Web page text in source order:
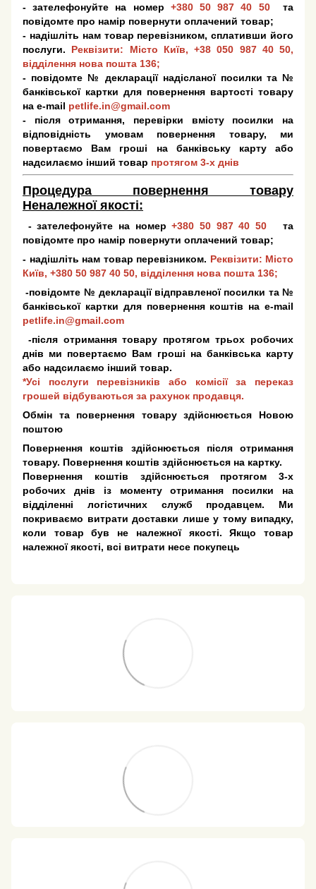
- зателефонуйте на номер +380 50 987 40 50
та
повідомте про намір повернути оплачений товар;
- надішліть нам товар перевізником, сплативши його
послуги. Реквізити: Місто Київ, +38 050 987 40 50,
відділення нова пошта 136;
- повідомте № декларації надісланої посилки та №
банківської картки для повернення вартості товару
на e-mail petlife.in@gmail.com
- після отримання, перевірки вмісту посилки на
відповідність умовам повернення товару, ми
повертаємо Вам гроші на банківську карту або
надсилаємо інший товар протягом 3-х днів
Процедура повернення товару
Неналежної якості:
- зателефонуйте на номер +380 50 987 40 50
та
повідомте про намір повернути оплачений товар;
- надішліть нам товар перевізником. Реквізити: Місто
Київ, +380 50 987 40 50, відділення нова пошта 136;
-повідомте № декларації відправленої посилки та №
банківської картки для повернення коштів на e-mail
petlife.in@gmail.com
-після отримання товару протягом трьох робочих
днів ми повертаємо Вам гроші на банківська карту
або надсилаємо інший товар.
*Усі послуги перевізників або комісії за переказ
грошей відбуваються за рахунок продавця.
Обмін та повернення товару здійснюється Новою
поштою
Повернення коштів здійснюється після отримання
товару. Повернення коштів здійснюється на картку.
Повернення коштів здійснюється протягом 3-х
робочих днів із моменту отримання посилки на
відділенні логістичних служб продавцем. Ми
покриваємо витрати доставки лише у тому випадку,
коли товар був не належної якості. Якщо товар
належної якості, всі витрати несе покупець